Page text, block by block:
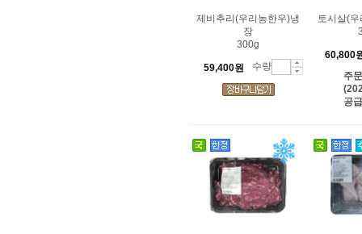
제비추리(우리농한우)냉
장
300g
59,400원 수량
토시살(
60,800
주
공